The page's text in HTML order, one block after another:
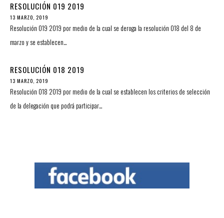
RESOLUCIÓN 019 2019
13 MARZO, 2019
Resolución 019 2019 por medio de la cual se deroga la resolución 018 del 8 de
marzo y se establecen…
RESOLUCIÓN 018 2019
13 MARZO, 2019
Resolución 018 2019 por medio de la cual se establecen los criterios de selección
de la delegación que podrá participar…